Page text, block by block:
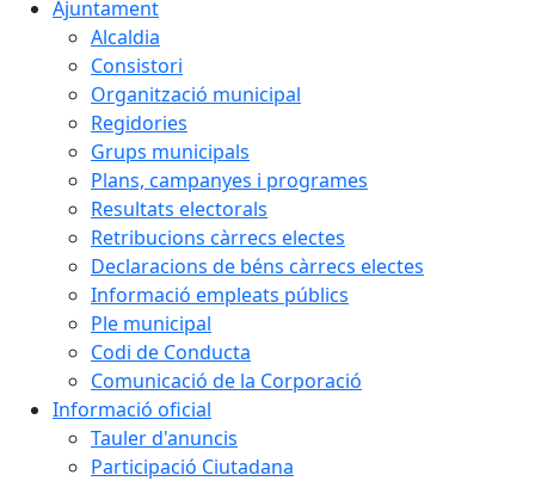
Ajuntament
Alcaldia
Consistori
Organització municipal
Regidories
Grups municipals
Plans, campanyes i programes
Resultats electorals
Retribucions càrrecs electes
Declaracions de béns càrrecs electes
Informació empleats públics
Ple municipal
Codi de Conducta
Comunicació de la Corporació
Informació oficial
Tauler d'anuncis
Participació Ciutadana